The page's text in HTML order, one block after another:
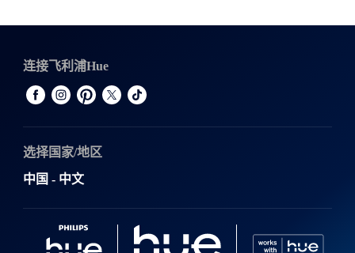
连接飞利浦Hue
选择国家/地区
中国 - 中文